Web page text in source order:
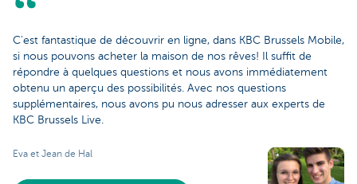
C'est fantastique de découvrir en ligne, dans KBC Brussels Mobile,
si nous pouvons acheter la maison de nos rêves! Il suffit de
répondre à quelques questions et nous avons immédiatement
obtenu un aperçu des possibilités. Avec nos questions
supplémentaires, nous avons pu nous adresser aux experts de
KBC Brussels Live.
Eva et Jean de Hal